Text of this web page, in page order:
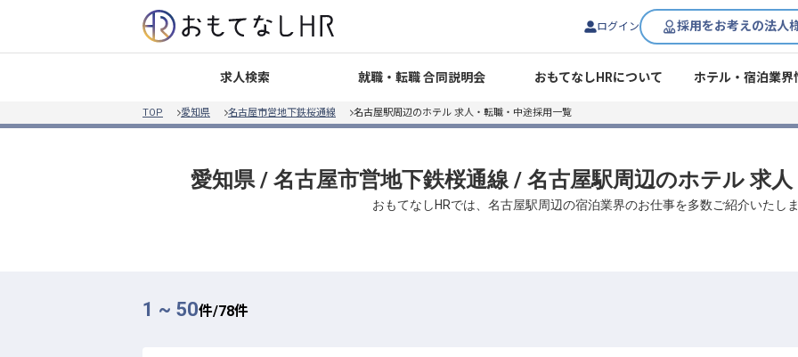
ログイン 採用をお考えの法人
求人検索 就職・転職 合同説明会 おもてなしHRについて ホテル・宿泊業界
TOP 愛知県 名古屋市営地下鉄桜通線 名古屋駅周辺のホテル 求人・転職・中途採用一覧
愛知県 / 名古屋市営地下鉄桜通線 / 名古屋駅周辺のホテル 求
おもてなしHRでは、名古屋駅周辺の宿泊業界のお仕事を多数ご紹介いたし
1 ~ 50件/78件